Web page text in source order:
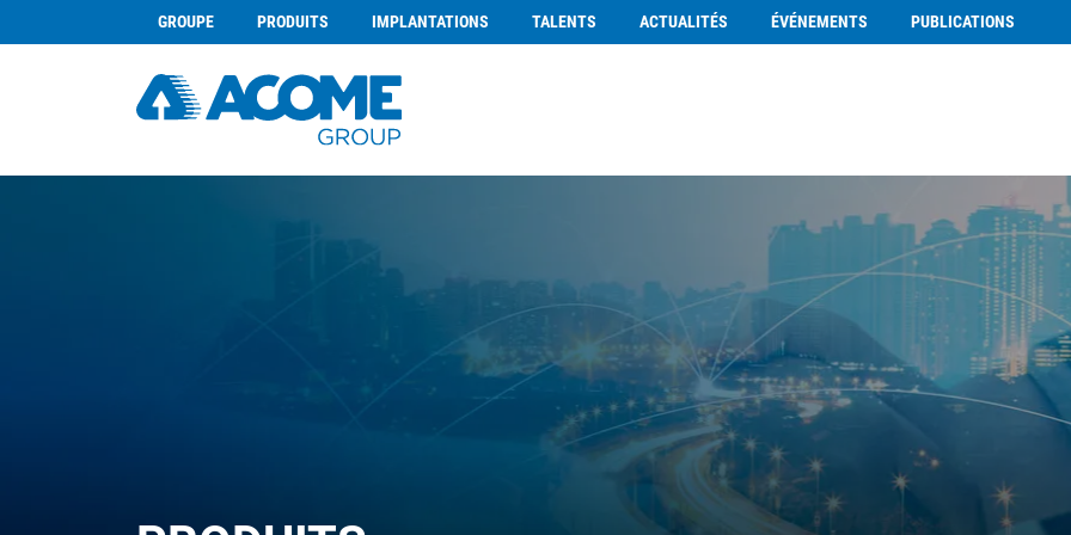
GROUPE PRODUITS IMPLANTATIONS TALENTS ACTUALITÉS ÉVÉNEMENTS PUBLICATIONS